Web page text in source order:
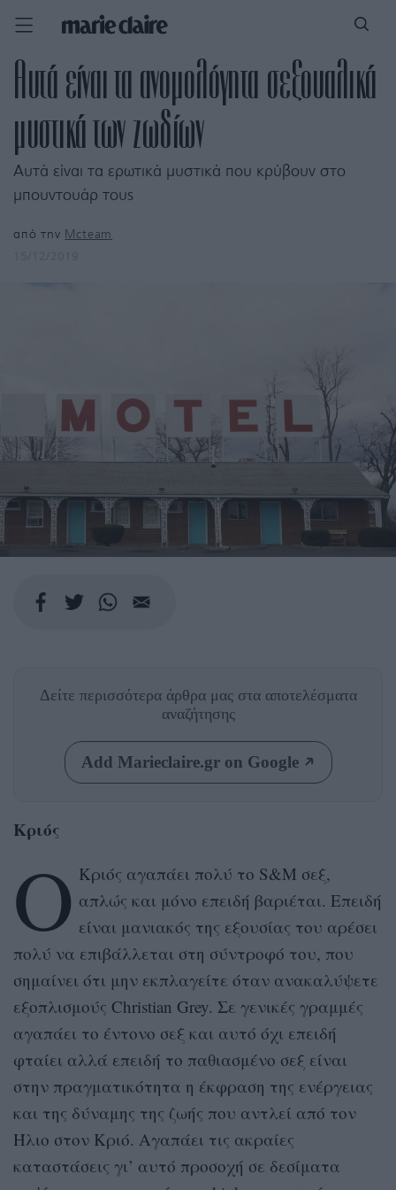
Αυτά είναι τα ανομολόγητα σεξουαλικά
μυστικά των ζωδίων
Αυτά είναι τα ερωτικά μυστικά που κρύβουν στο
μπουντουάρ τους
από την Mcteam
Δείτε περισσότερα άρθρα μας στα αποτελέσματα
αναζήτησης
Add Marieclaire.gr on Google
Κριός
Ο Κριός αγαπάει πολύ το S&M σεξ,
απλώς και μόνο επειδή βαριέται. Επειδή
είναι μανιακός της εξουσίας του αρέσει
πολύ να επιβάλλεται στη σύντροφό του, που
σημαίνει ότι μην εκπλαγείτε όταν ανακαλύψετε
εξοπλισμούς Christian Grey. Σε γενικές γραμμές
αγαπάει το έντονο σεξ και αυτό όχι επειδή
φταίει αλλά επειδή το παθιασμένο σεξ είναι
στην πραγματικότητα η έκφραση της ενέργειας
και της δύναμης της ζωής που αντλεί από τον
Ήλιο στον Κριό. Αγαπάει τις ακραίες
καταστάσεις γι’ αυτό προσοχή σε δεσίματα